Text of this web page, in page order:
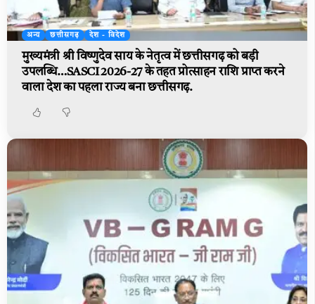
अन्य छत्तीसगढ़ देश - विदेश
मुख्यमंत्री श्री विष्णुदेव साय के नेतृत्व में छत्तीसगढ़ को बड़ी
उपलब्धि…SASCI 2026-27 के तहत प्रोत्साहन राशि प्राप्त करने
वाला देश का पहला राज्य बना छत्तीसगढ़.